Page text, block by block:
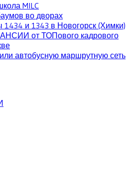
MILC
во дворах
и 1343 в Новогорск (Химки)
от ТОПового кадрового
автобусную маршрутную сеть